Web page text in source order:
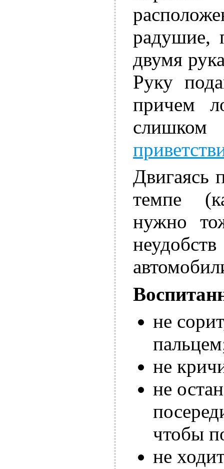
радушие,
двумя
Руку
причем
Двигаясь
темпе
нужно
не
не
не
чтобы
не